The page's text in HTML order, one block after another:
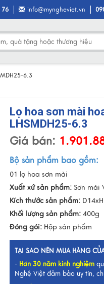
76 info@myngheviet.vn
6.3
Lọ hoa sơn mài
LHSMDH25-6.3
Giá bán:
Bộ sản phẩm bao gồm:
01 lọ hoa sơn mài
Xuất xứ sản phẩm: Sơn mài
Kích thước sản phẩm:
Khối lượng sản phẩm: 400g
Đóng gói: Hộp sản phẩm
TẠI SAO NÊN MUA HÀNG
- Hơn 30 năm kinh nghiệm
Nghệ Việt đảm bảo uy tín,